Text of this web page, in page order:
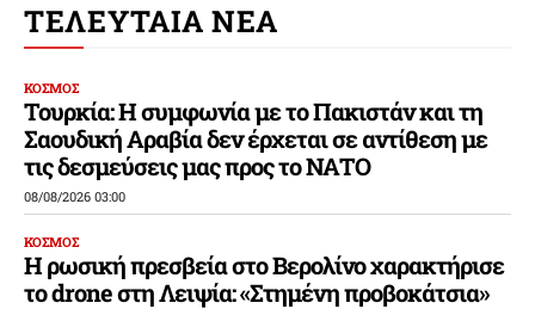
ΤΕΛΕΥΤΑΙΑ ΝΕΑ
ΚΟΣΜΟΣ
Τουρκία: Η συμφωνία με το Πακιστάν και τη
Σαουδική Αραβία δεν έρχεται σε αντίθεση με
τις δεσμεύσεις μας προς το ΝΑΤΟ
08/08/2026 03:00
ΚΟΣΜΟΣ
Η ρωσική πρεσβεία στο Βερολίνο χαρακτήρισε
το drone στη Λειψία: «Στημένη προβοκάτσια»